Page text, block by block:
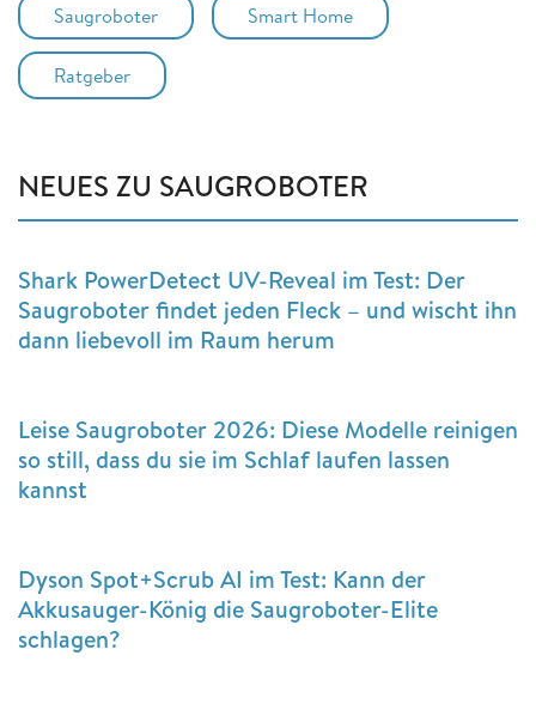
Saugroboter Smart Home
Ratgeber
NEUES ZU SAUGROBOTER
Shark PowerDetect UV-Reveal im Test: Der
Saugroboter findet jeden Fleck – und wischt ihn
dann liebevoll im Raum herum
Leise Saugroboter 2026: Diese Modelle reinigen
so still, dass du sie im Schlaf laufen lassen
kannst
Dyson Spot+Scrub AI im Test: Kann der
Akkusauger-König die Saugroboter-Elite
schlagen?